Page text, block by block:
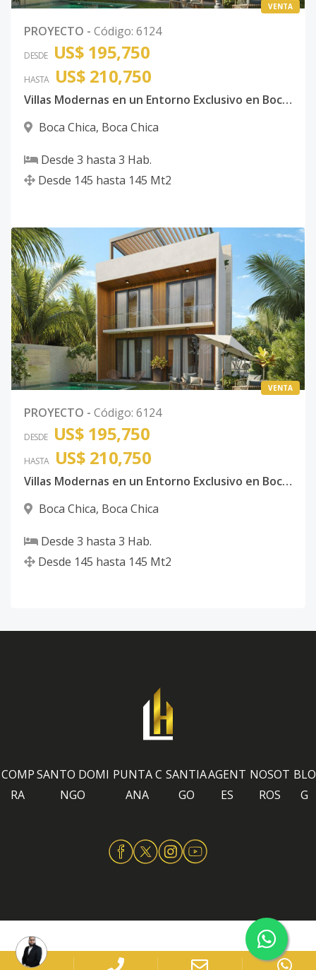
VENTA
PROYECTO - Código: 6124
DESDE US$ 195,750
HASTA US$ 210,750
Villas Modernas en un Entorno Exclusivo en Boca Chica
Boca Chica, Boca Chica
Desde 3 hasta 3 Hab.
Desde 145 hasta 145 Mt2
VENTA
PROYECTO - Código: 6124
DESDE US$ 195,750
HASTA US$ 210,750
Villas Modernas en un Entorno Exclusivo en Boca Chica
Boca Chica, Boca Chica
Desde 3 hasta 3 Hab.
Desde 145 hasta 145 Mt2
COMP
RA
SANTO DOMI
NGO
PUNTA C
ANA
SANTIA
GO
AGENT
ES
NOSOT
ROS
BLO
G